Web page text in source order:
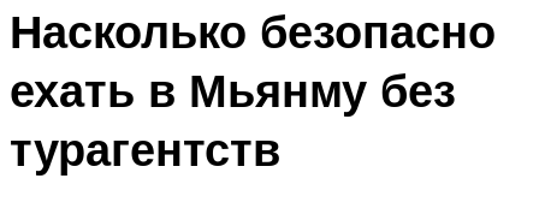
Насколько безопасно
ехать в Мьянму без
турагентств